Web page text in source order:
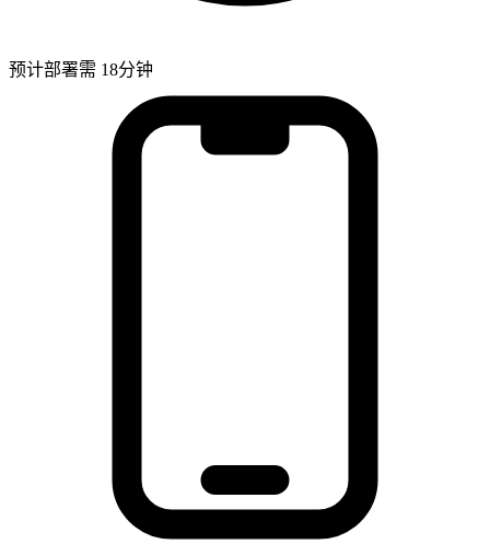
预计部署需 18分钟